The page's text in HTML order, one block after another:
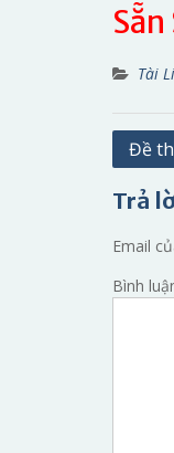
Tài
Điều
bài
viết
Đề
Trả
Email
Bình